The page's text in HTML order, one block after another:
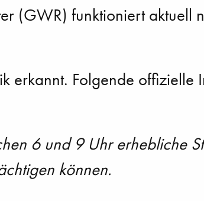
(GWR) funktioniert aktuell
erkannt. Folgende offizielle
6 und 9 Uhr erhebliche
können.